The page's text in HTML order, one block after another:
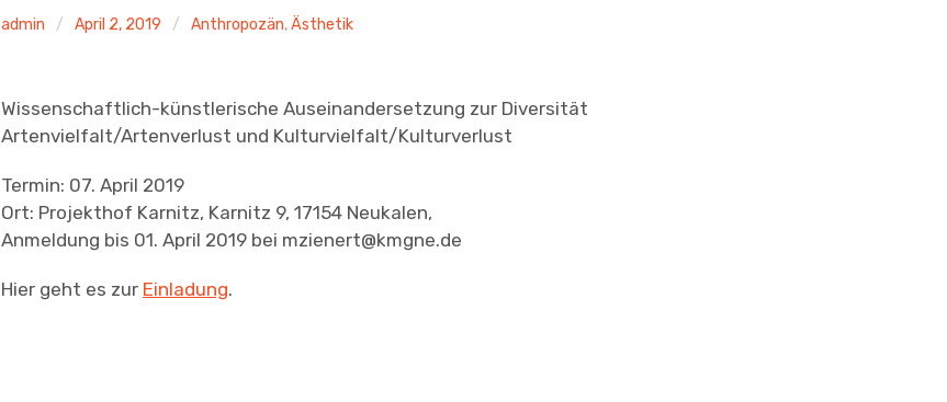
admin April 2, 2019 Anthropozän,Ästhetik
Wissenschaftlich-künstlerische Auseinandersetzung zur Diversität
Artenvielfalt/Artenverlust und Kulturvielfalt/Kulturverlust
Termin: 07. April 2019
Ort: Projekthof Karnitz, Karnitz 9, 17154 Neukalen,
Anmeldung bis 01. April 2019 bei mzienert@kmgne.de
Hier geht es zur Einladung.